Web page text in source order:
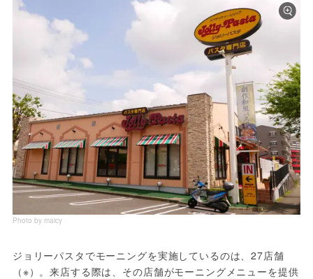
Photo by maicy
ジョリーパスタでモーニングを実施しているのは、27店舗
（※）。来店する際は、その店舗がモーニングメニューを提供